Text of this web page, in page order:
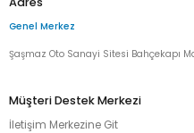
Genel Merkez
Şaşmaz Oto Sanayi Sitesi Bahçekapı
Müşteri Destek Merkezi
İletişim Merkezine Git